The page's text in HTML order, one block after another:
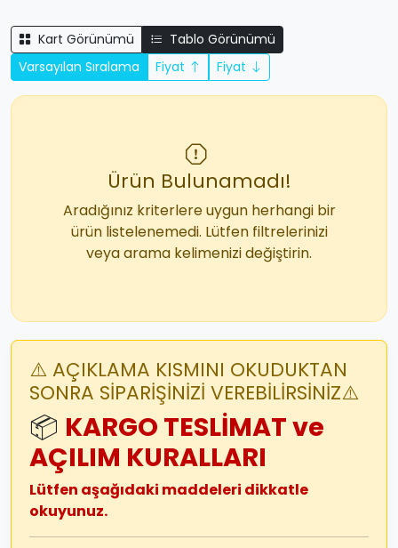
Kart Görünümü
Tablo Görünümü
Varsayılan Sıralama
Fiyat Fiyat
Ürün Bulunamadı!
Aradığınız kriterlere uygun herhangi bir
ürün listelenemedi. Lütfen filtrelerinizi
veya arama kelimenizi değiştirin.
⚠️ AÇIKLAMA KISMINI OKUDUKTAN
SONRA SİPARİŞİNİZİ VEREBİLİRSİNİZ⚠️
📦 KARGO TESLİMAT ve
AÇILIM KURALLARI
Lütfen aşağıdaki maddeleri dikkatle
okuyunuz.